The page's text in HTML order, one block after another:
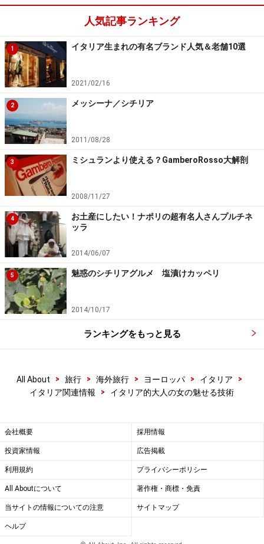
人気記事ランキング
1 イタリア生まれの有名ブランド人気＆老舗10選
2021/02/16
2 メッシーナ／シチリア
2011/08/28
3 ミシュランより使える？GamberoRosso大解剖
2008/11/27
4
お土産にしたい！ナポリの超有名人さんプルチネ
ッラ
2014/06/07
5 魅惑のシチリアグルメ 塩漬けカッペリ
2014/10/17
ランキングをもっと見る
All About > 旅行 > 海外旅行 > ヨーロッパ > イタリア
>
イタリア関連情報
> イタリア的大人の女の魅せる技術
会社概要 採用情報
投資家情報 広告掲載
利用規約 プライバシーポリシー
All Aboutについて 著作権・商標・免責
当サイトの情報についての注意 サイトマップ
ヘルプ